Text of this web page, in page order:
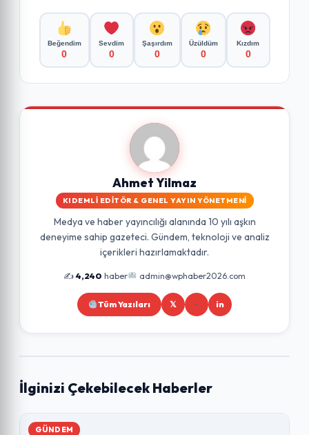
Beğendim
0
Sevdim
0
Şaşırdım
0
Üzüldüm
0
Kızdım
0
Ahmet Yilmaz
KIDEMLI EDITÖR & GENEL YAYIN YÖNETMENI
Medya ve haber yayıncılığı alanında 10 yılı aşkın
deneyime sahip gazeteci. Gündem, teknoloji ve analiz
içerikleri hazırlamaktadır.
✍️4,240 haber admin@wphaber2026.com
Tüm Yazıları 𝕏 in
İlginizi Çekebilecek Haberler
GÜNDEM